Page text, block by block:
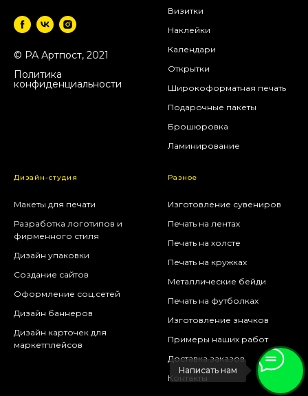
Написать нам
© РА Артпост, 2021
Политика
конфиденциальности
Визитки
Наклейки
Календари
Открытки
Широкоформатная печать
Подарочные пакеты
Брошюровка
Ламинирование
Дизайн-студия
Макеты для печати
Разработка логотипов и
фирменного стиля
Дизайн упаковки
Создание сайтов
Оформление соц.сетей
Дизайн баннеров
Дизайн карточек для
маркетплейсов
Разное
Изготовление сувениров
Печать на лентах
Печать на холсте
Печать на кружках
Металлические бейди
Печать на футболках
Изготовление значков
Примеры наших работ
Доставка заказов
Контакты